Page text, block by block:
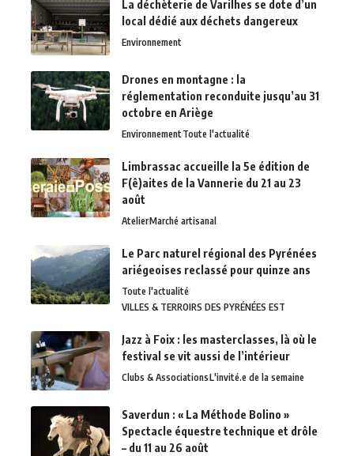
La déchèterie de Varilhes se dote d’un
local dédié aux déchets dangereux
Environnement
Drones en montagne : la
réglementation reconduite jusqu’au 31
octobre en Ariège
EnvironnementToute l'actualité
Limbrassac accueille la 5e édition de
F(ê)aites de la Vannerie du 21 au 23
août
AtelierMarché artisanal
Le Parc naturel régional des Pyrénées
ariégeoises reclassé pour quinze ans
Toute l'actualité
VILLES & TERROIRS DES PYRÉNÉES EST
Jazz à Foix : les masterclasses, là où le
festival se vit aussi de l’intérieur
Clubs & AssociationsL'invité.e de la semaine
Saverdun : « La Méthode Bolino »
Spectacle équestre technique et drôle
– du 11 au 26 août